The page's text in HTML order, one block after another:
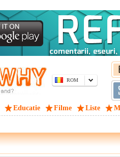
ROM
Educatie Filme Liste